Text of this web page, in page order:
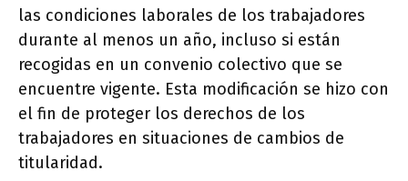
las condiciones laborales de los trabajadores
durante al menos un año, incluso si están
recogidas en un convenio colectivo que se
encuentre vigente. Esta modificación se hizo con
el fin de proteger los derechos de los
trabajadores en situaciones de cambios de
titularidad.